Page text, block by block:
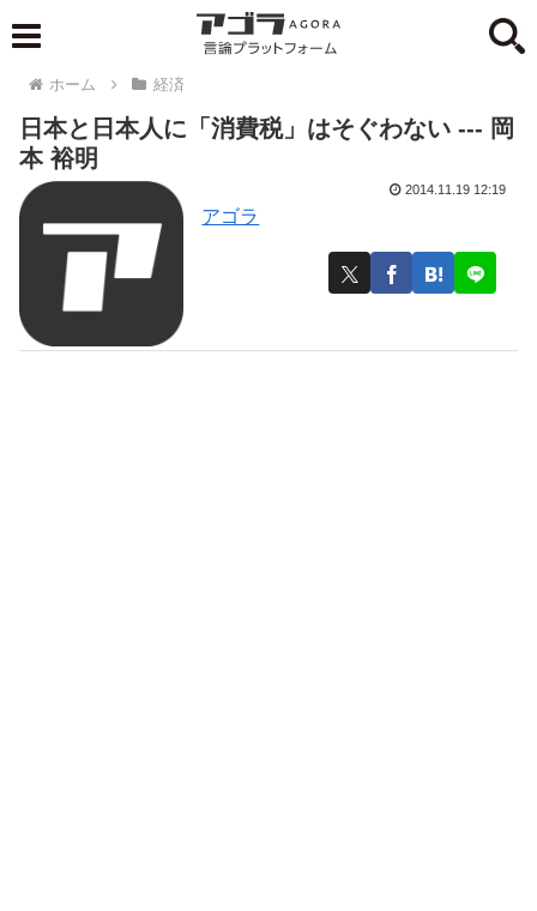
ホーム 経済
日本と日本人に「消費税」はそぐわない --- 岡
本 裕明
アゴラ
2014.11.19 12:19